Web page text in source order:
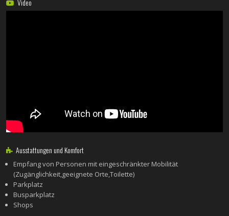
Video
Ausstattungen und Komfort
Empfang von Personen mit eingeschränkter Mobilität
(Zugänglichkeit,geeignete Orte,Toilette)
Parkplatz
Busparkplatz
Shops